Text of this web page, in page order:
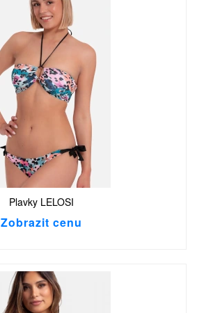
Plavky LELOSI
Zobrazit cenu